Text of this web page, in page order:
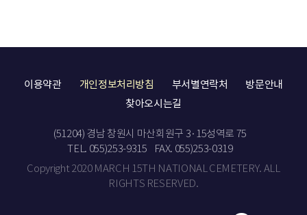
이용약관 개인정보처리방침 부서별연락처
방문안내
찾아오시는길
(51204) 경남 창원시 마산회원구 3·15성역로 75
TEL. 055)253-9315
FAX. 055)253-0319
Copyright 2020 MARCH 15TH NATIONAL CEMETERY. ALL
RIGHTS RESERVED.